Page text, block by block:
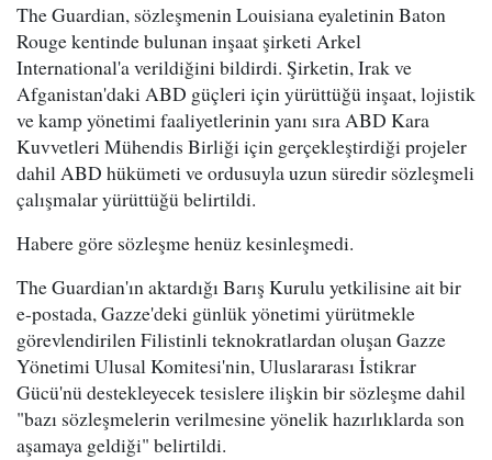
The Guardian, sözleşmenin Louisiana eyaletinin Baton
Rouge kentinde bulunan inşaat şirketi Arkel
International'a verildiğini bildirdi. Şirketin, Irak ve
Afganistan'daki ABD güçleri için yürüttüğü inşaat, lojistik
ve kamp yönetimi faaliyetlerinin yanı sıra ABD Kara
Kuvvetleri Mühendis Birliği için gerçekleştirdiği projeler
dahil ABD hükümeti ve ordusuyla uzun süredir sözleşmeli
çalışmalar yürüttüğü belirtildi.
Habere göre sözleşme henüz kesinleşmedi.
The Guardian'ın aktardığı Barış Kurulu yetkilisine ait bir
e-postada, Gazze'deki günlük yönetimi yürütmekle
görevlendirilen Filistinli teknokratlardan oluşan Gazze
Yönetimi Ulusal Komitesi'nin, Uluslararası İstikrar
Gücü'nü destekleyecek tesislere ilişkin bir sözleşme dahil
"bazı sözleşmelerin verilmesine yönelik hazırlıklarda son
aşamaya geldiği" belirtildi.